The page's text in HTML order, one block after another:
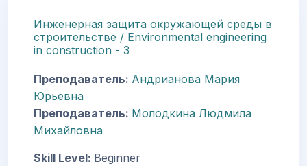
Инженерная защита окружающей среды в
строительстве / Environmental engineering
in construction - 3
Преподаватель: Андрианова Мария
Юрьевна
Преподаватель: Молодкина Людмила
Михайловна
Skill Level: Beginner